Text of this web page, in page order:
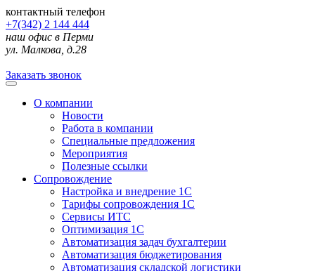
контактный телефон
+7(342) 2 144 444
наш офис в Перми
ул. Малкова, д.28
Заказать звонок
О компании
Новости
Работа в компании
Специальные предложения
Мероприятия
Полезные ссылки
Сопровождение
Настройка и внедрение 1С
Тарифы сопровождения 1С
Сервисы ИТС
Оптимизация 1С
Автоматизация задач бухгалтерии
Автоматизация бюджетирования
Автоматизация складской логистики